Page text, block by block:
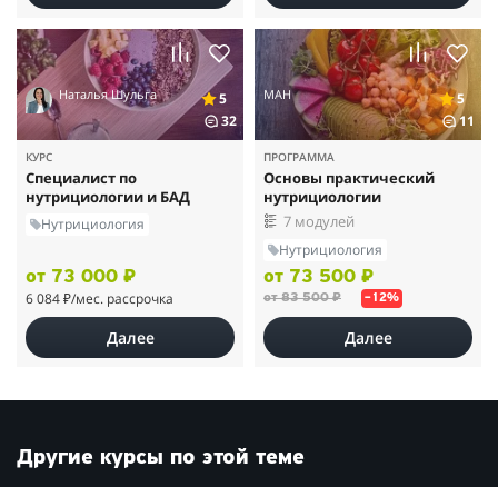
Наталья Шульга
5
32
КУРС
Специалист по
нутрициологии и БАД
Нутрициология
от 73 000 ₽
6 084 ₽/мес. рассрочка
Далее
МАН
5
11
ПРОГРАММА
Основы практический
нутрициологии
7 модулей
Нутрициология
от 73 500 ₽
от 83 500 ₽ –12%
Далее
Другие курсы по этой теме